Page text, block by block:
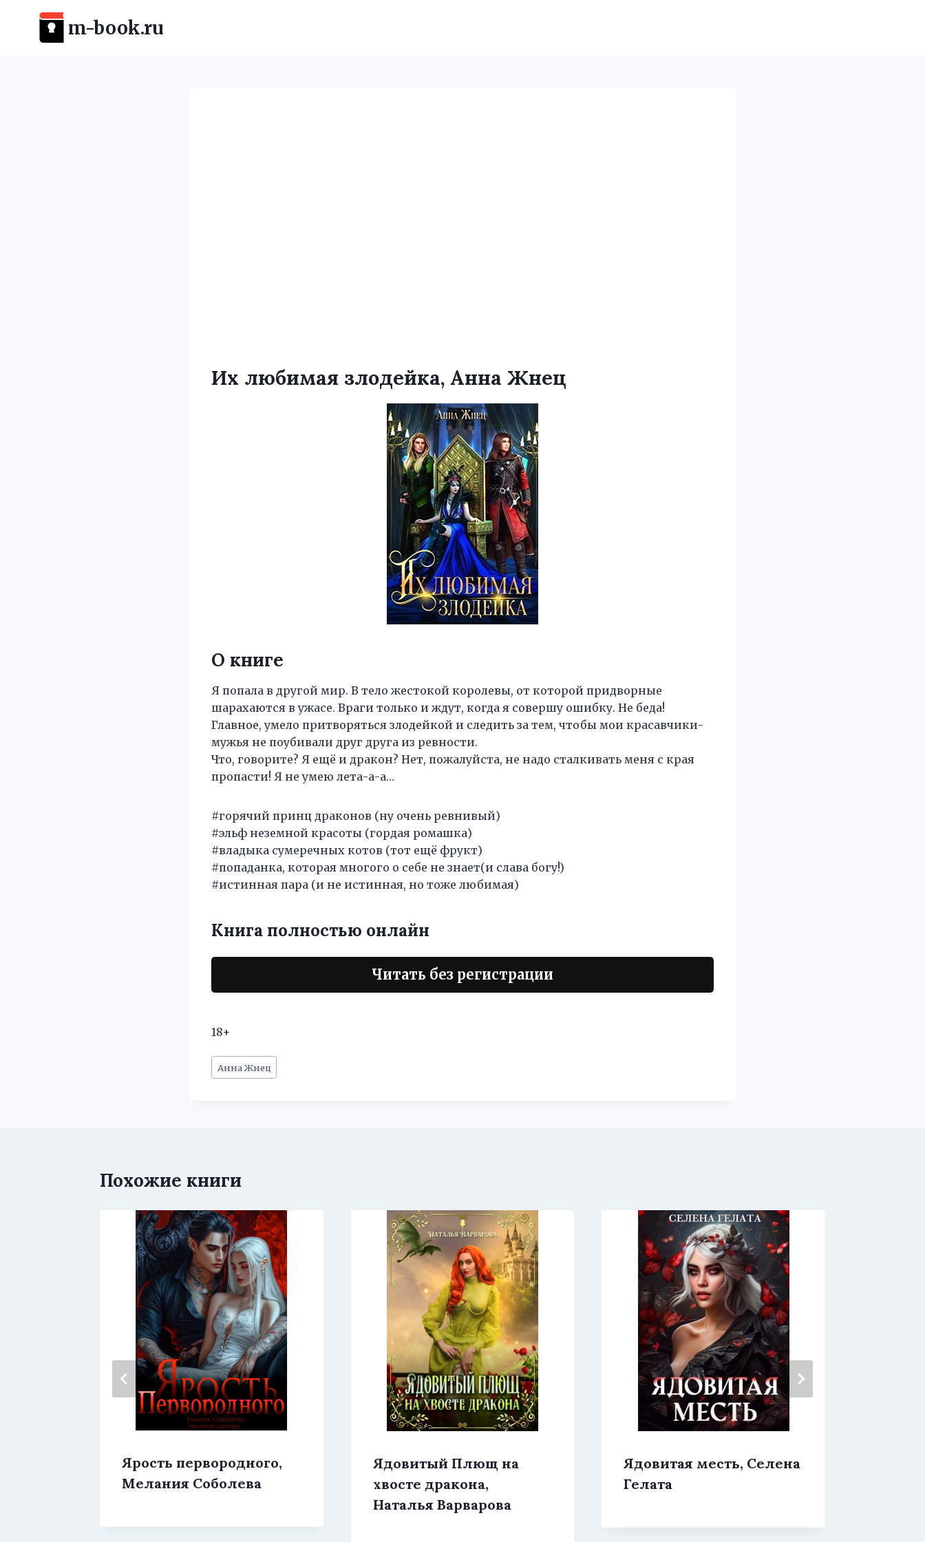
Перейти
содержимому
m-book.ru
Их любимая злодейка, Анна Жнец
О книге
Я попала в другой мир. В тело жестокой королевы, от которой придворные
шарахаются в ужасе. Враги только и ждут, когда я совершу ошибку. Не беда!
Главное, умело притворяться злодейкой и следить за тем, чтобы мои красавчики-
мужья не поубивали друг друга из ревности.
Что, говорите? Я ещё и дракон? Нет, пожалуйста, не надо сталкивать меня с края
пропасти! Я не умею лета-а-а…
#горячий принц драконов (ну очень ревнивый)
#эльф неземной красоты (гордая ромашка)
#владыка сумеречных котов (тот ещё фрукт)
#попаданка, которая многого о себе не знает(и слава богу!)
#истинная пара (и не истинная, но тоже любимая)
Книга полностью онлайн
Читать без регистрации
18+
Метки
записи:
Анна Жнец
Похожие книги
Ярость первородного,
Мелания Соболева
Ядовитый Плющ на
хвосте дракона,
Наталья Варварова
Ядовитая месть, Селена
Гелата